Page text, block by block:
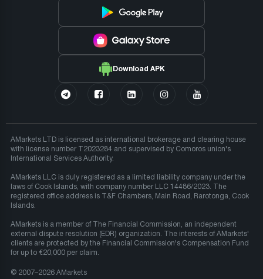
Download APK
AMarkets LTD is licensed as international brokerage and clearing house
with license number T2023284 and supervised by Comoros union's
International Services Authority.
AMarkets LLC is duly registered as a limited liability company under the
laws of Cook Islands, with company number LLC 14486/2023. The
registered office address is T&F Chambers, Main Road, Rarotonga, Cook
Islands.
AMarkets is a member of The Financial Commission, an independent
external dispute resolution (EDR) organization. The interests of AMarkets'
clients are protected by the Financial Commission's Compensation Fund
for up to €20,000 per claim.
© 2007–2026 AMarkets